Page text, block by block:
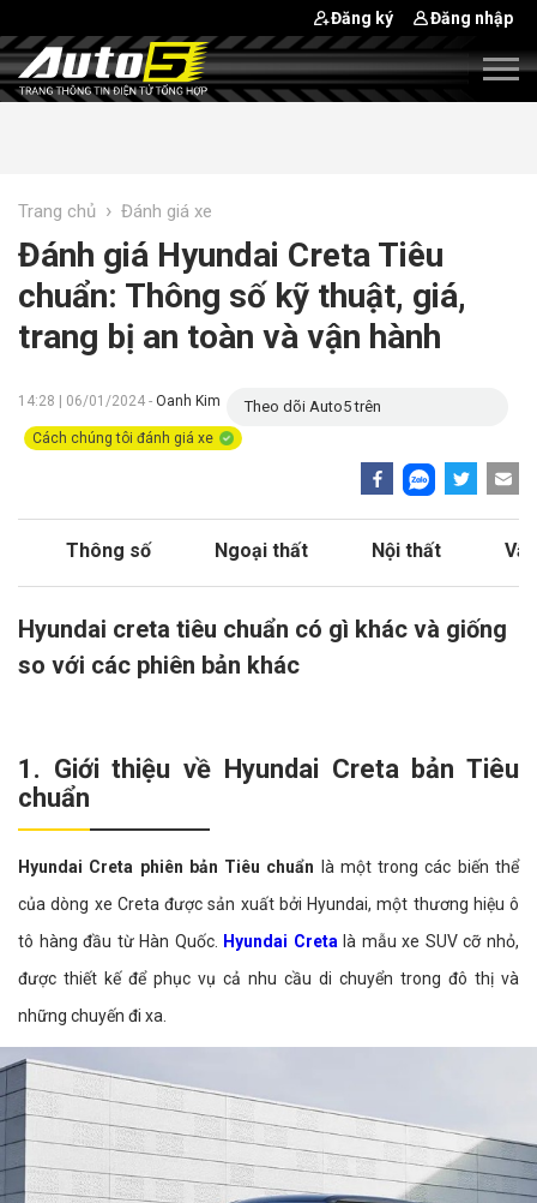
Đăng ký Đăng nhập
Trang chủ › Đánh giá xe
Đánh giá Hyundai Creta Tiêu
chuẩn: Thông số kỹ thuật, giá,
trang bị an toàn và vận hành
14:28 | 06/01/2024 - Oanh Kim Theo dõi Auto5 trên
Cách chúng tôi đánh giá xe
Thông số Ngoại thất Nội thất
Hyundai creta tiêu chuẩn có gì khác và giống
so với các phiên bản khác
1. Giới thiệu về Hyundai Creta bản Tiêu
chuẩn
Hyundai Creta phiên bản Tiêu chuẩn là một trong các biến thể
của dòng xe Creta được sản xuất bởi Hyundai, một thương hiệu ô
tô hàng đầu từ Hàn Quốc.
Hyundai Creta là mẫu xe SUV cỡ nhỏ,
được thiết kế để phục vụ cả nhu cầu di chuyển trong đô thị và
những chuyến đi xa.